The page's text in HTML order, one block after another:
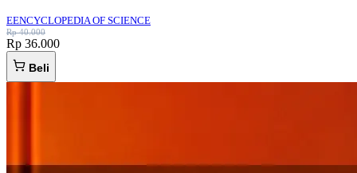
EENCYCLOPEDIA OF SCIENCE
Rp 40.000
Rp 36.000
Beli